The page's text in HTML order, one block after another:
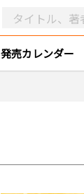
発売カレンダー